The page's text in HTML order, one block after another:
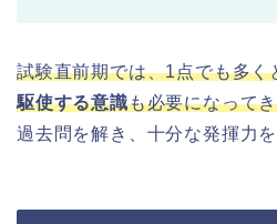
試験直前期では、1点でも多く
駆使する意識も必要になって
過去問を解き、十分な発揮力